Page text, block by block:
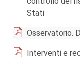
Stati
Osservatorio.
Interventi e